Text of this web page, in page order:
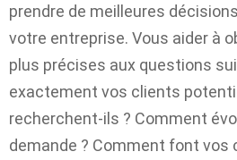
prendre de meilleures
votre entreprise. Vous aider à
plus précises aux questions
exactement vos clients
recherchent-ils ? Comment
demande ? Comment font vos